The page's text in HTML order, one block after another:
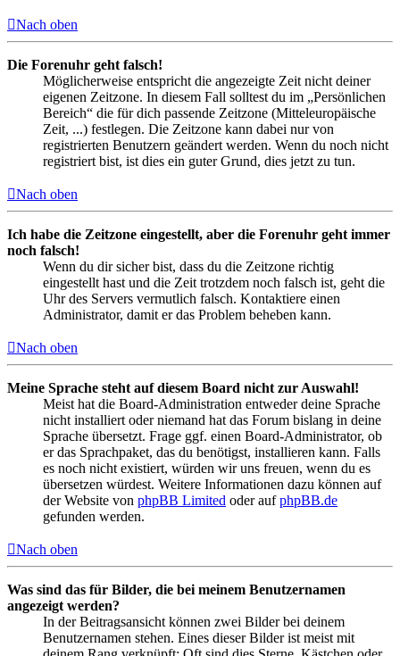
Nach oben
Die Forenuhr geht falsch!
Möglicherweise entspricht die angezeigte Zeit nicht deiner
eigenen Zeitzone. In diesem Fall solltest du im „Persönlichen
Bereich“ die für dich passende Zeitzone (Mitteleuropäische
Zeit, ...) festlegen. Die Zeitzone kann dabei nur von
registrierten Benutzern geändert werden. Wenn du noch nicht
registriert bist, ist dies ein guter Grund, dies jetzt zu tun.
Nach oben
Ich habe die Zeitzone eingestellt, aber die Forenuhr geht immer
noch falsch!
Wenn du dir sicher bist, dass du die Zeitzone richtig
eingestellt hast und die Zeit trotzdem noch falsch ist, geht die
Uhr des Servers vermutlich falsch. Kontaktiere einen
Administrator, damit er das Problem beheben kann.
Nach oben
Meine Sprache steht auf diesem Board nicht zur Auswahl!
Meist hat die Board-Administration entweder deine Sprache
nicht installiert oder niemand hat das Forum bislang in deine
Sprache übersetzt. Frage ggf. einen Board-Administrator, ob
er das Sprachpaket, das du benötigst, installieren kann. Falls
es noch nicht existiert, würden wir uns freuen, wenn du es
übersetzen würdest. Weitere Informationen dazu können auf
der Website von phpBB Limited oder aufphpBB.de
gefunden werden.
Nach oben
Was sind das für Bilder, die bei meinem Benutzernamen
angezeigt werden?
In der Beitragsansicht können zwei Bilder bei deinem
Benutzernamen stehen. Eines dieser Bilder ist meist mit